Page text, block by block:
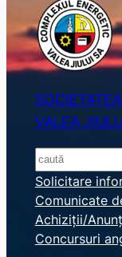
VALEA
S
e
a
r
c
Solicitare
Comunicate
Achiziții/
Concursuri